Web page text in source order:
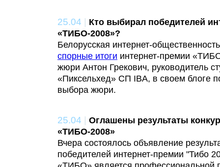
25.04 | Кто выбирал победителей
«ТИБО-2008»?
Белорусская интернет-
спорные итоги интернет-премии
жюри Антон Грекович, руководитель
«Пиксельхед» СП IBA, в своем блоге
выбора жюри.
25.04 | Оглашены результаты
«ТИБО-2008»
Вчера состоялось объявление
победителей интернет-премии "Тибо